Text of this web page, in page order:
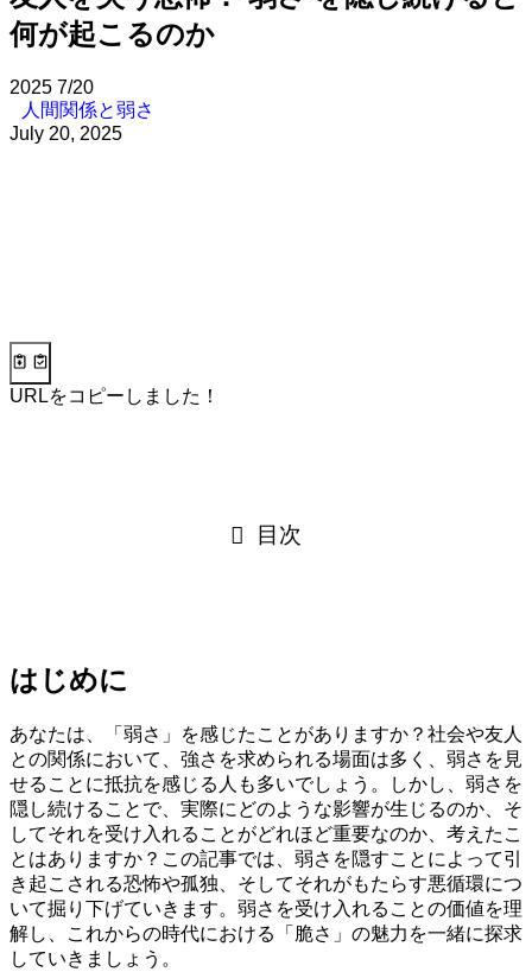
何が起こるのか
2025 7/20
人間関係と弱さ
July 20, 2025
URLをコピーしました！
目次
はじめに
あなたは、「弱さ」を感じたことがありますか？社会や友人
との関係において、強さを求められる場面は多く、弱さを見
せることに抵抗を感じる人も多いでしょう。しかし、弱さを
隠し続けることで、実際にどのような影響が生じるのか、そ
してそれを受け入れることがどれほど重要なのか、考えたこ
とはありますか？この記事では、弱さを隠すことによって引
き起こされる恐怖や孤独、そしてそれがもたらす悪循環につ
いて掘り下げていきます。弱さを受け入れることの価値を理
解し、これからの時代における「脆さ」の魅力を一緒に探求
していきましょう。